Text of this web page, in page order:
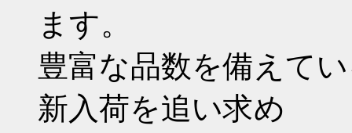
ます。
豊富な品数を備えて
新入荷を追い求め